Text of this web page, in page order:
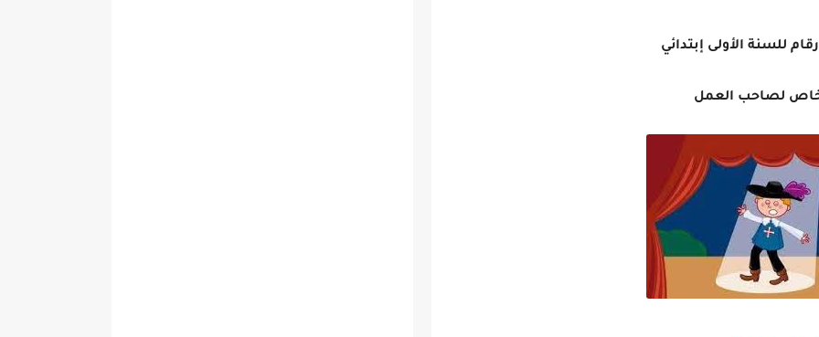
للسنة الأولى إبتدائي
لصاحب العمل